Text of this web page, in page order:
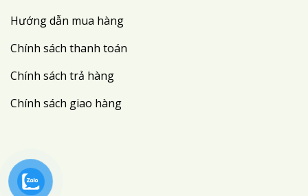
Hướng dẫn mua hàng
Chính sách thanh toán
Chính sách trả hàng
Chính sách giao hàng